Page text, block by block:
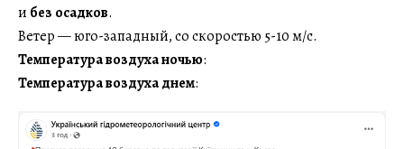
и без осадков.
Ветер — юго-западный, со скоростью 5-10 м/с.
Температура воздуха ночью:
Температура воздуха днем: